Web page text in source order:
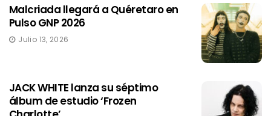
Malcriada llegará a Quéretaro en
Pulso GNP 2026
Julio 13, 2026
JACK WHITE lanza su séptimo
álbum de estudio ‘Frozen